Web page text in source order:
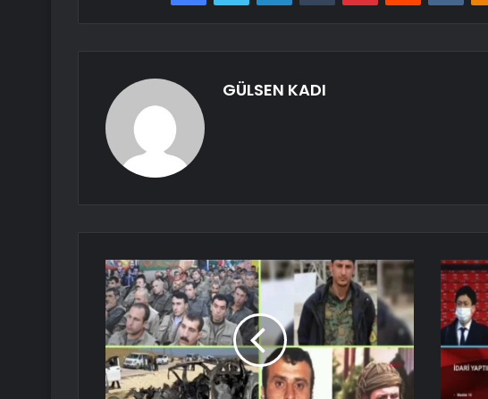
GÜLSEN KADI